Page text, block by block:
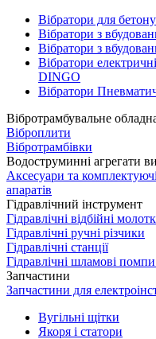
Вібратори для
Вібратори з
Вібратори з
Вібратори
DINGO
Вібратори
Вібротрамбувальне
Віброплити
Вібротрамбівки
Водоструминні агрегати
Аксесуари та
апаратів
Гідравлічний інструмент
Гідравлічні відбійні
Гідравлічні ручні різчики
Гідравлічні станції
Гідравлічні шламові
Запчастини
Запчастини для
Вугільні щітки
Якоря і статори